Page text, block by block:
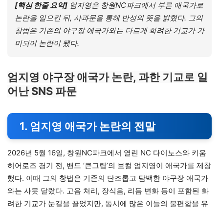
[핵심 한줄 요약] 엄지영은 창원NC파크에서 부른 애국가로
논란을 일으킨 뒤, 사과문을 통해 반성의 뜻을 밝혔다. 그의
창법은 기존의 야구장 애국가와는 다르게 화려한 기교가 가
미되어 논란이 됐다.
엄지영 야구장 애국가 논란, 과한 기교로 일
어난 SNS 파문
1. 엄지영 애국가 논란의 전말
2026년 5월 16일, 창원NC파크에서 열린 NC 다이노스와 키움
히어로즈 경기 전, 밴드 ‘큰그림’의 보컬 엄지영이 애국가를 제창
했다. 이때 그의 창법은 기존의 단조롭고 담백한 야구장 애국가
와는 사뭇 달랐다. 고음 처리, 장식음, 리듬 변화 등이 포함된 화
려한 기교가 눈길을 끌었지만, 동시에 많은 이들의 불편함을 유